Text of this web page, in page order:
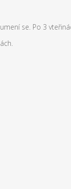
se. Po 3